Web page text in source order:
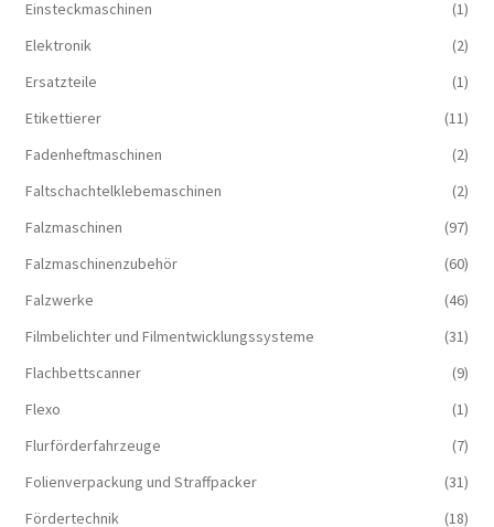
Einsteckmaschinen
(1)
Elektronik
(2)
Ersatzteile
(1)
Etikettierer
(11)
Fadenheftmaschinen
(2)
Faltschachtelklebemaschinen
(2)
Falzmaschinen
(97)
Falzmaschinenzubehör
(60)
Falzwerke
(46)
Filmbelichter und Filmentwicklungssysteme
(31)
Flachbettscanner
(9)
Flexo
(1)
Flurförderfahrzeuge
(7)
Folienverpackung und Straffpacker
(31)
Fördertechnik
(18)